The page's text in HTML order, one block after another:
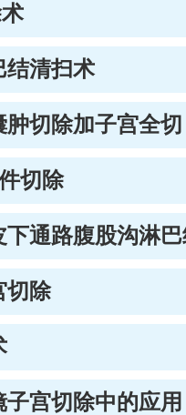
结清扫术
切除加子宫全切
切除
下通路腹股沟淋
切除
宫切除中的应